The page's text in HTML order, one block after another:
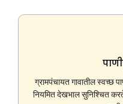
ग्रामपंचायत गावातील स्वच्छ
नियमित देखभाल सुनिश्चित